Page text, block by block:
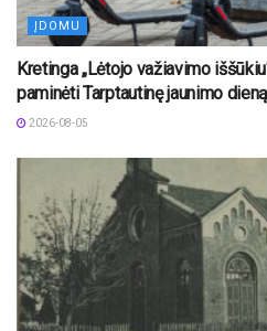
ĮDOMU
Kretinga „Lėtojo važiavimo
paminėti Tarptautinę jaunimo dieną
2026-08-05